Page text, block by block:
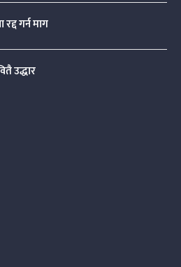
गर्न माग
उद्धार